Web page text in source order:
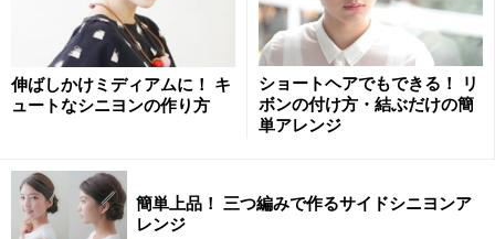
伸ばしかけミディアムに！ キ
ュートなシニヨンの作り方
ショートヘアでもできる！ リ
ボンの付け方・結ぶだけの簡
単アレンジ
簡単上品！ 三つ編みで作るサイドシニヨンア
レンジ